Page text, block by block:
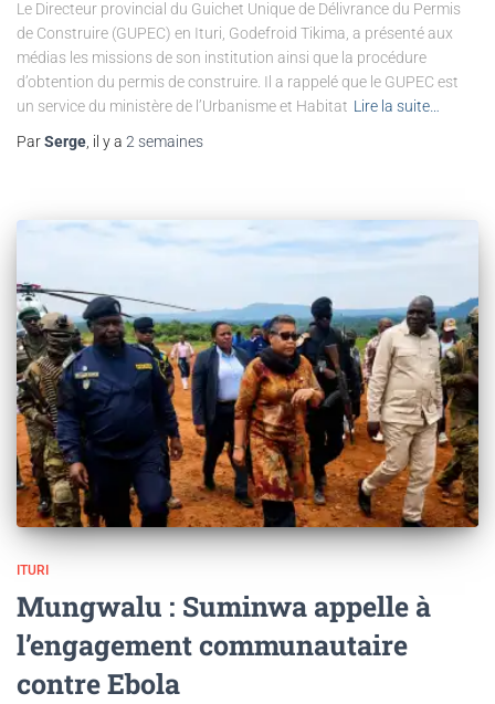
Le Directeur provincial du Guichet Unique de Délivrance du Permis
de Construire (GUPEC) en Ituri, Godefroid Tikima, a présenté aux
médias les missions de son institution ainsi que la procédure
d’obtention du permis de construire. Il a rappelé que le GUPEC est
un service du ministère de l’Urbanisme et Habitat Lire la suite…
ParSerge , il y a 2 semaines
ITURI
Mungwalu : Suminwa appelle à
l’engagement communautaire
contre Ebola